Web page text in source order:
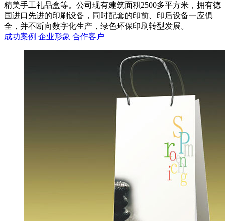
精美手工礼品盒等。公司现有建筑面积2500多平方米，拥有德
国进口先进的印刷设备，同时配套的印前、印后设备一应俱
全，并不断向数字化生产，绿色环保印刷转型发展。
成功案例 企业形象 合作客户